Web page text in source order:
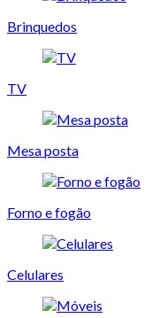
Brinquedos
TV
Mesa posta
Forno e fogão
Celulares